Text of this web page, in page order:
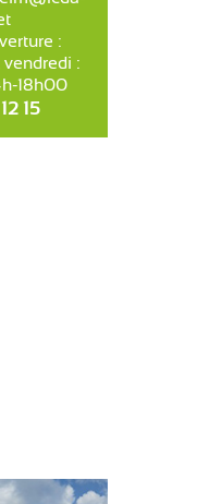
:
vendredi :
18h00
15